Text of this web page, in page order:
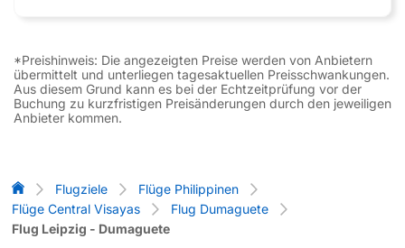
*Preishinweis: Die angezeigten Preise werden von Anbietern
übermittelt und unterliegen tagesaktuellen Preisschwankungen.
Aus diesem Grund kann es bei der Echtzeitprüfung vor der
Buchung zu kurzfristigen Preisänderungen durch den jeweiligen
Anbieter kommen.
Flug-Vergleich
Flugziele
Flüge Philippinen
Flüge Central Visayas
Flug Dumaguete
Flug Leipzig - Dumaguete